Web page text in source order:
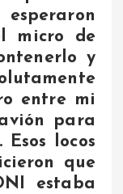
micro de
y
entre mi
para
locos
que
estaba